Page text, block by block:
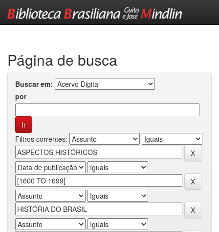
Página de busca
Buscar em:
por
Filtros correntes: